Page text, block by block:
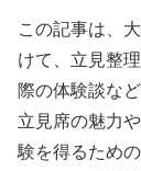
この記事は、
けて、立見整
際の体験談な
立見席の魅力
験を得るため